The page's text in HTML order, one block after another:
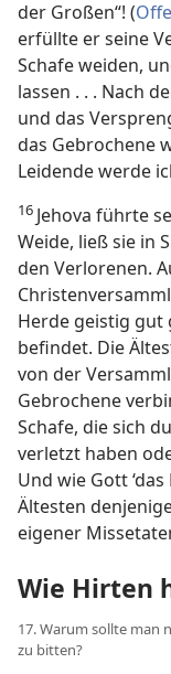
der Großen“! (
erfüllte er seine
Schafe weiden,
lassen . . . Nach
und das
das Gebrochene
Leidende werde
16 Jehova führte
Weide, ließ sie in
den Verlorenen.
Herde geistig gut
befindet. Die
von der
Gebrochene
Schafe, die sich
verletzt haben
Und wie Gott
Ältesten
eigener
Wie Hirten
17. Warum sollte man
zu bitten?